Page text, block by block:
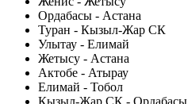
Ордабасы - Астана
Туран - Кызыл-Жар СК
Улытау - Елимай
Жетысу - Астана
Актобе - Атырау
Елимай - Тобол